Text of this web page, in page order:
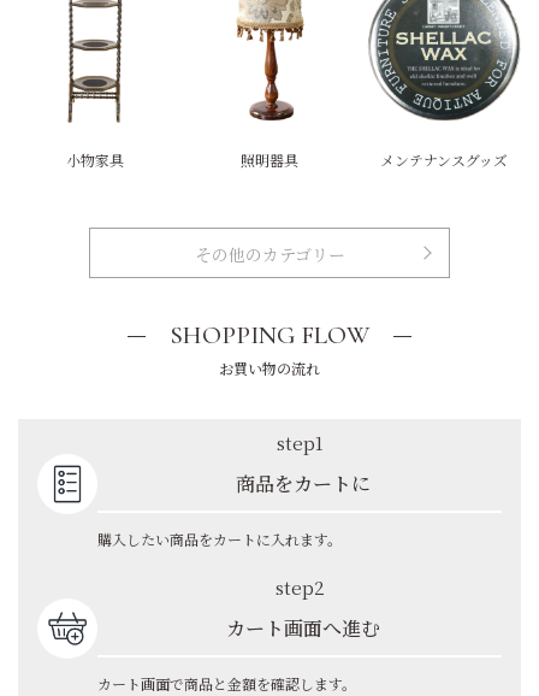
小物家具 照明器具 メンテナンスグッズ
その他のカテゴリー
SHOPPING FLOW
お買い物の流れ
step1
商品をカートに
購入したい商品をカートに入れます。
step2
カート画面へ進む
カート画面で商品と金額を確認します。